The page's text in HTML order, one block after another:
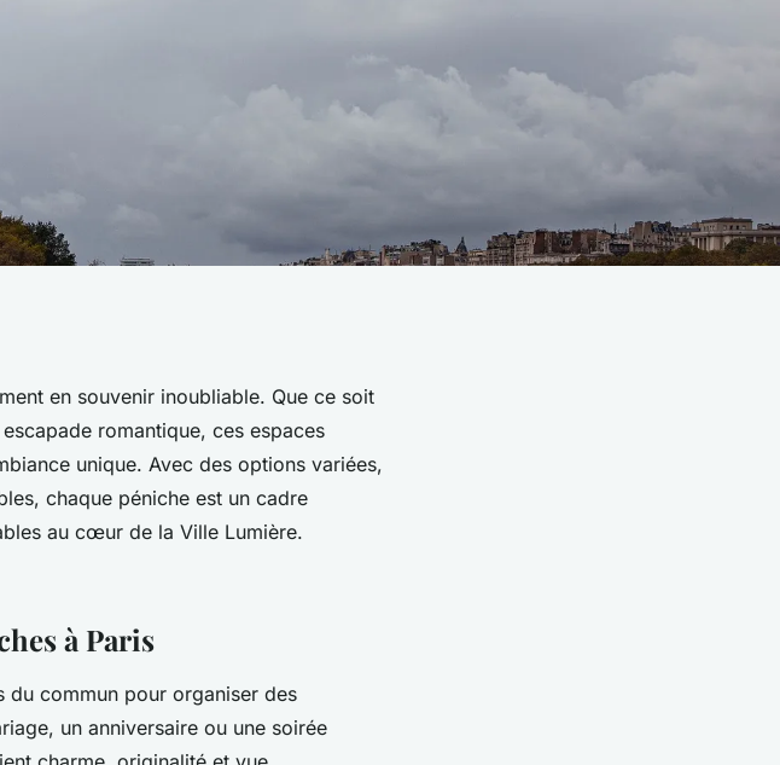
en souvenir inoubliable. Que ce soit
romantique, ces espaces
unique. Avec des options variées,
chaque péniche est un cadre
au cœur de la Ville Lumière.
à Paris
du commun pour organiser des
un anniversaire ou une soirée